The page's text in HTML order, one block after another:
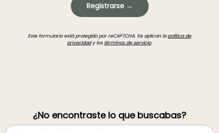
Registrarse →
Este formulario está protegido por reCAPTCHA. Se aplican la política de
privacidady los términos de servicio.
¿No encontraste lo que buscabas?